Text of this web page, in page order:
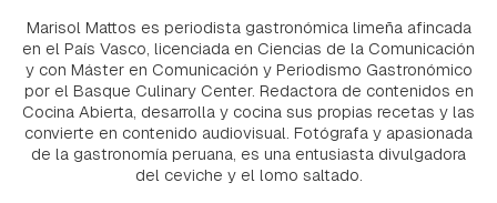
Marisol Mattos es periodista gastronómica limeña afincada
en el País Vasco, licenciada en Ciencias de la Comunicación
y con Máster en Comunicación y Periodismo Gastronómico
por el Basque Culinary Center. Redactora de contenidos en
Cocina Abierta, desarrolla y cocina sus propias recetas y las
convierte en contenido audiovisual. Fotógrafa y apasionada
de la gastronomía peruana, es una entusiasta divulgadora
del ceviche y el lomo saltado.